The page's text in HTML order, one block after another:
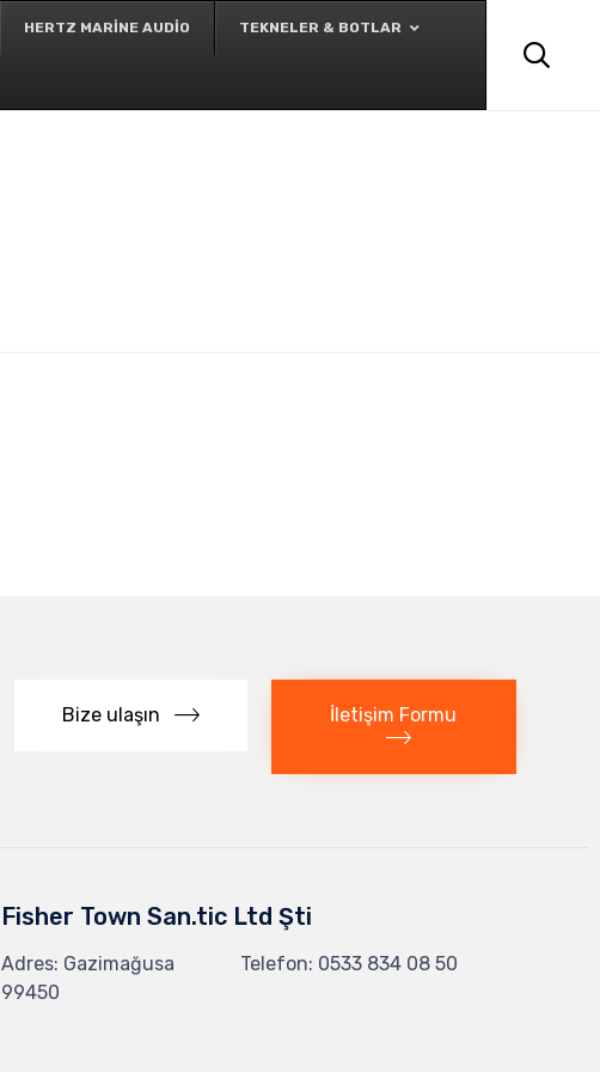
content
HERTZ MARINE AUDIO TEKNELER & BOTLAR

Bize ulaşın İletişim Formu
Fisher Town San.tic Ltd Şti
Adres: Gazimağusa
99450
Telefon: 0533 834 08 50